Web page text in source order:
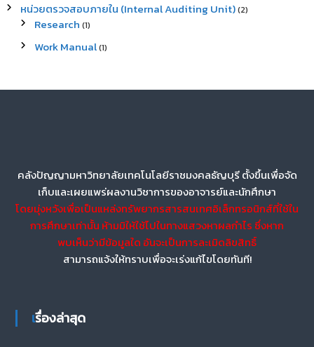
หน่วยตรวจสอบภายใน (Internal Auditing Unit)(2)
Research (1)
Work Manual(1)
คลังปัญญามหาวิทยาลัยเทคโนโลยีราชมงคลธัญบุรี ตั้งขึ้นเพื่อจัด
เก็บและเผยแพร่ผลงานวิชาการของอาจารย์และนักศึกษา
โดยมุ่งหวังเพื่อเป็นแหล่งทรัพยากรสารสนเทศอิเล็กทรอนิกส์ที่ใช้ใน
การศึกษาเท่านั้น ห้ามมิให้ใช้ไปในทางแสวงหาผลกำไร ซึ่งหาก
พบเห็นว่ามีข้อมูลใด อันจะเป็นการละเมิดลิขสิทธิ์
สามารถแจ้งให้ทราบเพื่อจะเร่งแก้ไขโดยทันที!
เรื่องล่าสุด